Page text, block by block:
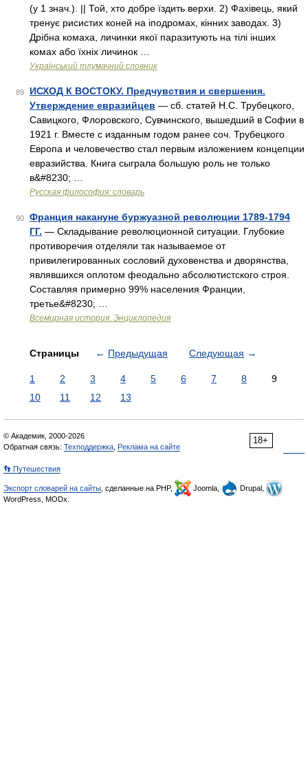
(у 1 знач.). || Той, хто добре їздить верхи. 2) Фахівець, який
тренує рисистих коней на іподромах, кінних заводах. 3)
Дрібна комаха, личинки якої паразитують на тілі інших
комах або їхніх личинок …
Український тлумачний словник
89
ИСХОД К ВОСТОКУ. Предчувствия и свершения.
Утверждение евразийцев — сб. статей Н.С. Трубецкого,
Савицкого, Флоровского, Сувчинского, вышедший в Софии в
1921 г. Вместе с изданным годом ранее соч. Трубецкого
Европа и человечество стал первым изложением концепции
евразийства. Книга сыграла большую роль не только
в&#8230; …
Русская философия: словарь
90
Франция накануне буржуазной революции 1789-1794
ГГ. — Складывание революционной ситуации. Глубокие
противоречия отделяли так называемое от
привилегированных сословий духовенства и дворянства,
являвшихся оплотом феодально абсолютистского строя.
Составляя примерно 99% населения Франции,
третье&#8230; …
Всемирная история. Энциклопедия
Страницы ← Предыдущая Следующая →
1 2 3 4 5 6 7 8
9
10
11 12 13
18+
© Академик, 2000-2026
Обратная связь: Техподдержка Реклама на сайте
👣 Путешествия
Экспорт словарей на сайты , сделанные на PHP, Joomla,
Drupal,
WordPress, MODx.